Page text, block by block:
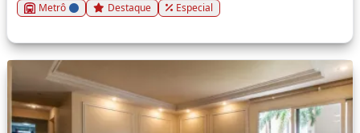
Metrô Destaque Especial